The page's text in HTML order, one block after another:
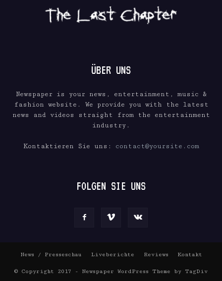
ÜBER UNS
Newspaper is your news, entertainment, music &
fashion website. We provide you with the latest
news and videos straight from the entertainment
industry.
Kontaktieren Sie uns: contact@yoursite.com
FOLGEN SIE UNS
News / Presseschau Liveberichte Reviews Kontakt
© Copyright 2017 - Newspaper WordPress Theme by TagDiv